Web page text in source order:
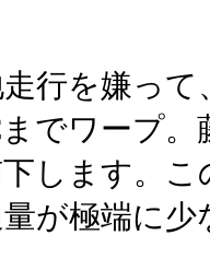
行を嫌っ
でワープ
します。
量が極端に